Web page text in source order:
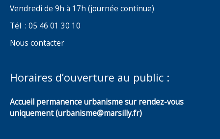
Vendredi de 9h à 17h (journée continue)
Tél : 05 46 01 30 10
Nous contacter
Horaires d’ouverture au public :
Accueil permanence urbanisme sur rendez-vous
uniquement (urbanisme@marsilly.fr)